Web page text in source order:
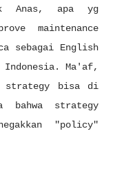
Anas, apa yg
maintenance
sebagai English
Indonesia. Ma'af,
strategy bisa di
bahwa strategy
"policy"